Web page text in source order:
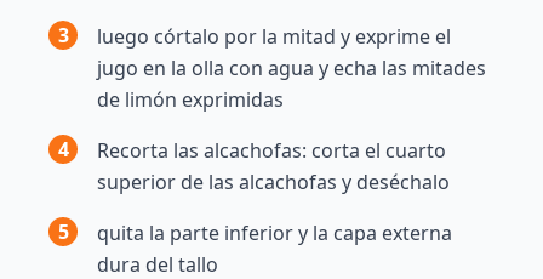
3
luego córtalo por la mitad y exprime el
jugo en la olla con agua y echa las mitades
de limón exprimidas
4
Recorta las alcachofas: corta el cuarto
superior de las alcachofas y deséchalo
5
quita la parte inferior y la capa externa
dura del tallo